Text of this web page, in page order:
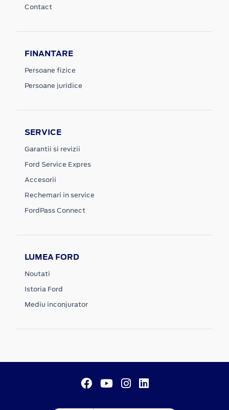
Contact
FINANTARE
Persoane fizice
Persoane juridice
SERVICE
Garantii si revizii
Ford Service Expres
Accesorii
Rechemari in service
FordPass Connect
LUMEA FORD
Noutati
Istoria Ford
Mediu inconjurator